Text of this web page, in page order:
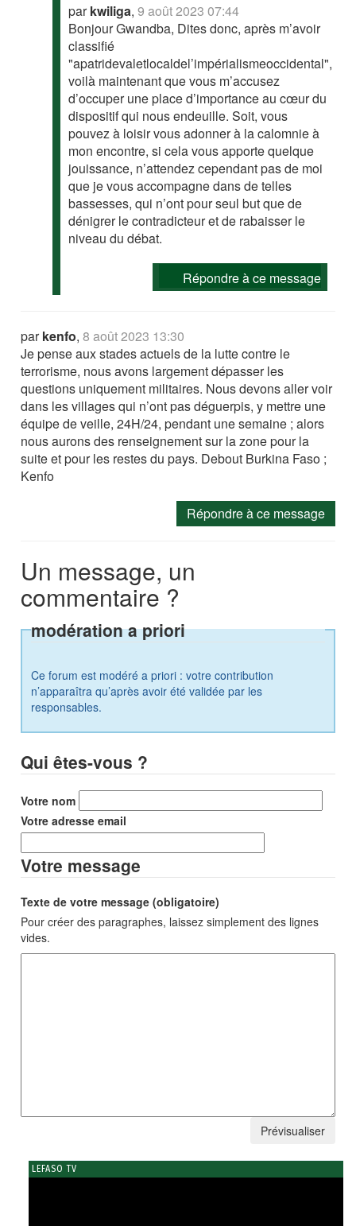
parkwiliga,9 août 2023 07:44
Bonjour Gwandba, Dites donc, après m’avoir
classifié
"apatridevaletlocaldel’impérialismeoccidental",
voilà maintenant que vous m’accusez
d’occuper une place d’importance au cœur du
dispositif qui nous endeuille. Soit, vous
pouvez à loisir vous adonner à la calomnie à
mon encontre, si cela vous apporte quelque
jouissance, n’attendez cependant pas de moi
que je vous accompagne dans de telles
bassesses, qui n’ont pour seul but que de
dénigrer le contradicteur et de rabaisser le
niveau du débat.
Répondre à ce message
parkenfo,8 août 2023 13:30
Je pense aux stades actuels de la lutte contre le
terrorisme, nous avons largement dépasser les
questions uniquement militaires. Nous devons aller voir
dans les villages qui n’ont pas déguerpis, y mettre une
équipe de veille, 24H/24, pendant une semaine ; alors
nous aurons des renseignement sur la zone pour la
suite et pour les restes du pays. Debout Burkina Faso ;
Kenfo
Répondre à ce message
Un message, un
commentaire ?
modération a priori
Ce forum est modéré a priori : votre contribution
n’apparaîtra qu’après avoir été validée par les
responsables.
Qui êtes-vous ?
Votre nom
Votre adresse email
Votre message
Texte de votre message (obligatoire)
Pour créer des paragraphes, laissez simplement des lignes
vides.
LEFASO TV